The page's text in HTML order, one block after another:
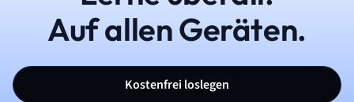
Auf allen Geräten.
Kostenfrei loslegen